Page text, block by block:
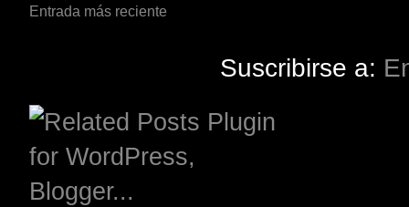
Entrada más reciente
Suscribirse a: